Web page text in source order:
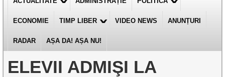
ECONOMIE TIMP LIBER VIDEO NEWS ANUNȚURI
RADAR AȘA DA! AȘA NU!
ELEVII ADMIŞI LA